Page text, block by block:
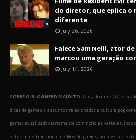
do diretor, que eplica o
diferente
July 26, 2026
Falece Sam Neill, ator
marcou uma geração
July 14, 2026
SOBRE O BLOG NERD MALDITO: Lançado em 2007, é
dicas de games e assuntos relacionados a cultura pop
games atualizado diariamente com notícias variadas, indo
estilo mais tradicional de blog de games, ao invés do